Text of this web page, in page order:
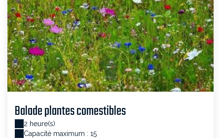
Balade plantes comestibles
2 heure(s)
Capacité maximum : 15